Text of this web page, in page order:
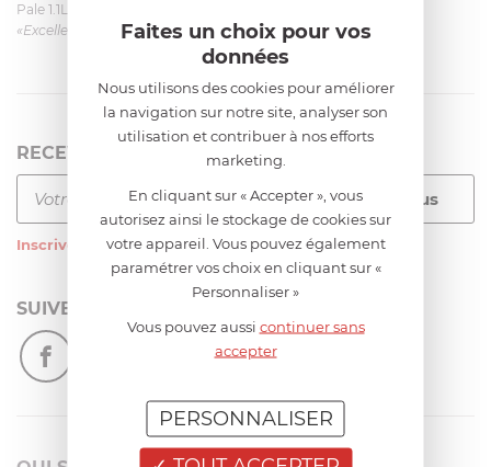
Pale 1.1L pour Glacier Magimix 11031/121/123/124
«Excellent: produit et livraison»
RECEVEZ LA NEWSLETTER
Inscrivez-vousà notre newsletter
SUIVEZ-NOUS
Faites un choix pour vos
données
Nous utilisons des cookies pour améliorer
la navigation sur notre site, analyser son
utilisation et contribuer à nos efforts
marketing.
En cliquant sur « Accepter », vous
autorisez ainsi le stockage de cookies sur
votre appareil. Vous pouvez également
paramétrer vos choix en cliquant sur «
Personnaliser »
Vous pouvez aussi continuer sans
accepter
PERSONNALISER